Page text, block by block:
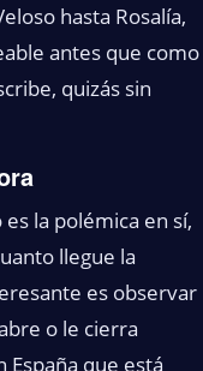
hasta Rosalía,
antes que como
quizás sin
la polémica en sí,
llegue la
es observar
o le cierra
que está